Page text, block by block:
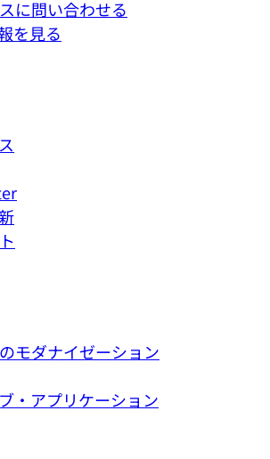
に問い合わせる
を見る
モダナイゼーション
・アプリケーション